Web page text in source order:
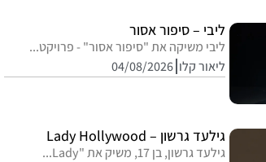
ליבי – סיפור אסור
ליבי משיקה את "סיפור אסור" - פרויקט...
ליאור קלו 04/08/2026
גילעד גרשון – Lady Hollywood
גילעד גרשון, בן 17, משיק את "Lady...